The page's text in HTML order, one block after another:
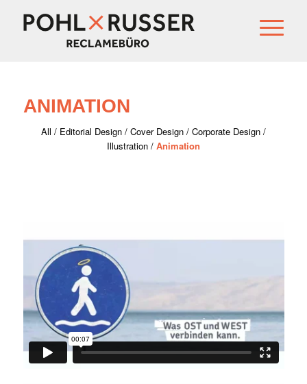
ANIMATION
All / Editorial Design/ Cover Design / Corporate Design/
Illustration/ Animation